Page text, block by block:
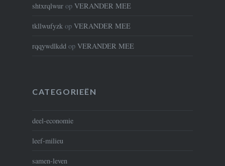
shtxrqlwurop VERANDER MEE
tkllwufyzkop VERANDER MEE
rqqywdlkdd op VERANDER MEE
CATEGORIEËN
deel-economie
leef-milieu
samen-leven